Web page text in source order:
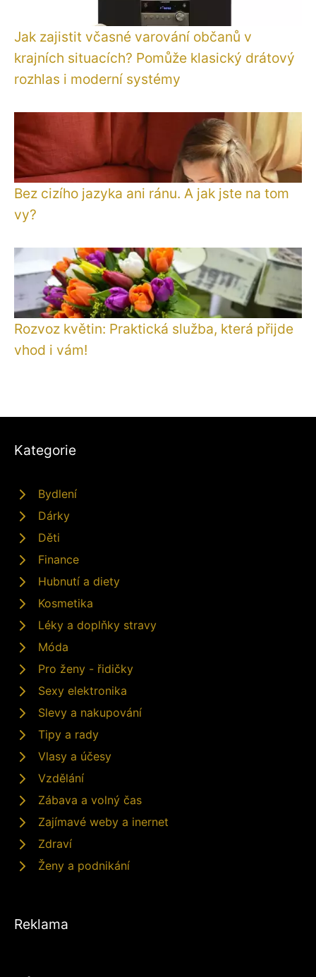
Jak zajistit včasné varování občanů v
krajních situacích? Pomůže klasický drátový
rozhlas i moderní systémy
Bez cizího jazyka ani ránu. A jak jste na tom
vy?
Rozvoz květin: Praktická služba, která přijde
vhod i vám!
Kategorie
Bydlení
Dárky
Děti
Finance
Hubnutí a diety
Kosmetika
Léky a doplňky stravy
Móda
Pro ženy - řidičky
Sexy elektronika
Slevy a nakupování
Tipy a rady
Vlasy a účesy
Vzdělání
Zábava a volný čas
Zajímavé weby a inernet
Zdraví
Ženy a podnikání
Reklama